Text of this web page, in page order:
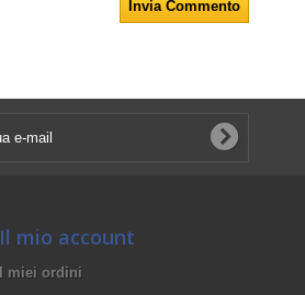
Il mio account
I miei ordini